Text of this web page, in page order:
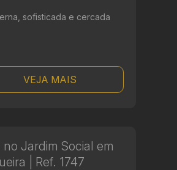
sofisticada e cercada
VEJA MAIS
Jardim Social em
| Ref. 1747